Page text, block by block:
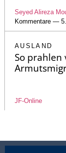
Seyed Alireza
Kommentare —
AUSLAND
So prahlen
JF-Online